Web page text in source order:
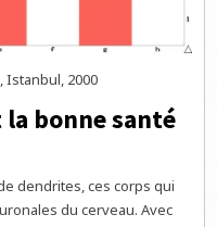
Istanbul, 2000
bonne santé
dendrites, ces corps qui
du cerveau. Avec